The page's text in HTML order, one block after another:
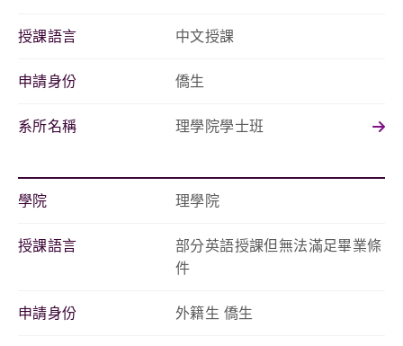
授課語言 中文授課
申請身份 僑生
系所名稱 理學院學士班
學院 理學院
授課語言
部分英語授課但無法滿足畢業條
件
申請身份 外籍生 僑生